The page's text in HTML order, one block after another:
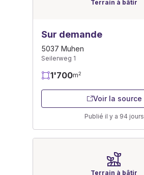
Terrain à bâtir
Sur demande
5037 Muhen
Seilerweg 1
1'700m2
Voir la source
Publié il y a 94 jours
Terrain à bâtir